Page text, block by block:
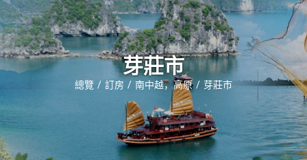
國
際
旅
行
社
南
芽莊市
總覽 訂房 南中越，高原 芽莊市